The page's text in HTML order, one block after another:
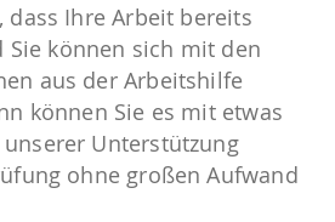
dass Ihre Arbeit bereits
können sich mit den
aus der Arbeitshilfe
können Sie es mit etwas
Unterstützung
ohne großen Aufwand